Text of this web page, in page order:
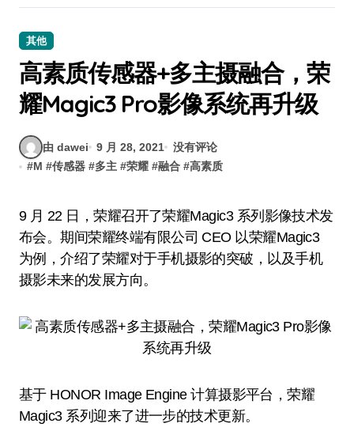
其他
高素质传感器+多主摄融合，荣
耀Magic3 Pro影像系统再升级
由 dawei 9 月 28, 2021
没有评论
#M #传感器 #多主 #荣耀 #融合 #高素质
9 月 22 日，荣耀召开了荣耀Magic3 系列影像技术发
布会。期间荣耀终端有限公司 CEO 以荣耀Magic3
为例，介绍了荣耀对于手机摄影的突破，以及手机
摄影未来的发展方向。
基于 HONOR Image Engine 计算摄影平台，荣耀
Magic3 系列迎来了进一步的技术更新。